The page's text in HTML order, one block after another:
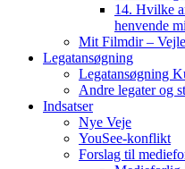
14. Hvilke
henvende
Mit Filmdir –
Legatansøgning
Legatansøgning
Andre legater og
Indsatser
Nye Veje
YouSee-konflikt
Forslag til